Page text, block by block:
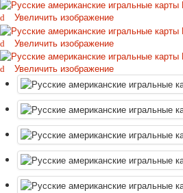
1 сентября школа
Приглашение
Новости
Новости карточных колод
Новости открыток
О сайте
Ссылки
Наше видео
доставка
Избранное
Увеличить изображение
Увеличить изображение
Увеличить изображение